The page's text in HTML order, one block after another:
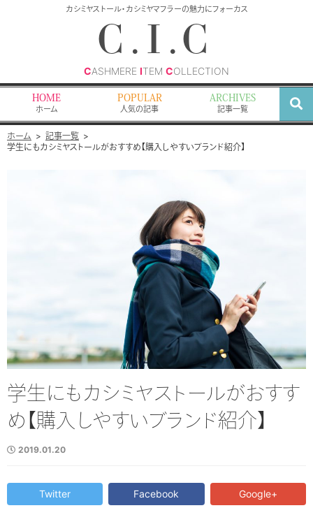
カシミヤストール・カシミヤマフラーの魅力にフォーカス
C.I.C
CASHMERE ITEM COLLECTION
HOME
ホーム
POPULAR
人気の記事
ARCHIVES
記事一覧
索
ホーム
記事一覧
学生にもカシミヤストールがおすすめ【購入しやすいブランド紹介】
学生にもカシミヤストールがおすす
め【購入しやすいブランド紹介】
2019.01.20
Twitter Facebook Google+